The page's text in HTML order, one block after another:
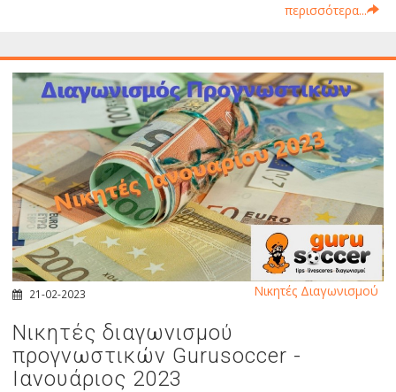
περισσότερα...
21-02-2023
Νικητές διαγωνισμού
προγνωστικών Gurusoccer -
Ιανουάριος 2023
Νικητές Διαγωνισμού